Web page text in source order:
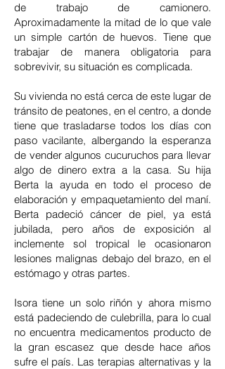
de trabajo de camionero.
Aproximadamente la mitad de lo que vale
un simple cartón de huevos. Tiene que
trabajar de manera obligatoria para
sobrevivir, su situación es complicada.
Su vivienda no está cerca de este lugar de
tránsito de peatones, en el centro, a donde
tiene que trasladarse todos los días con
paso vacilante, albergando la esperanza
de vender algunos cucuruchos para llevar
algo de dinero extra a la casa. Su hija
Berta la ayuda en todo el proceso de
elaboración y empaquetamiento del maní.
Berta padeció cáncer de piel, ya está
jubilada, pero años de exposición al
inclemente sol tropical le ocasionaron
lesiones malignas debajo del brazo, en el
estómago y otras partes.
Isora tiene un solo riñón y ahora mismo
está padeciendo de culebrilla, para lo cual
no encuentra medicamentos producto de
la gran escasez que desde hace años
sufre el país. Las terapias alternativas y la